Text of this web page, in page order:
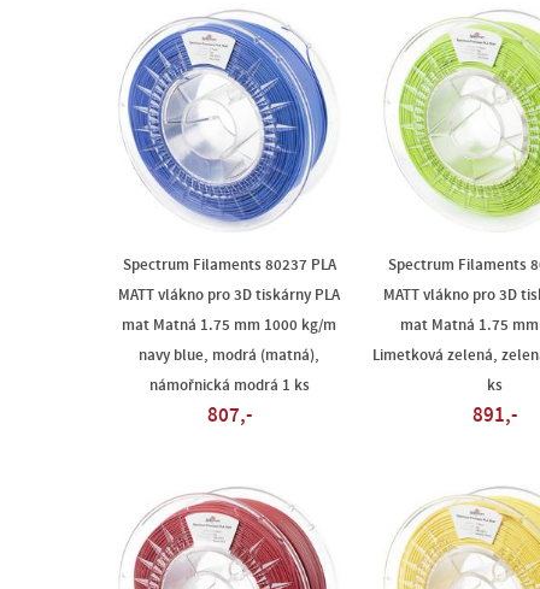
Spectrum Filaments 80237 PLA
MATT vlákno pro 3D tiskárny PLA
mat Matná 1.75 mm 1000 kg/m
navy blue, modrá (matná),
námořnická modrá 1 ks
807,-
Spectrum Filaments
MATT vlákno pro 3D
mat Matná 1.75
Limetková zelená,
ks
891,-